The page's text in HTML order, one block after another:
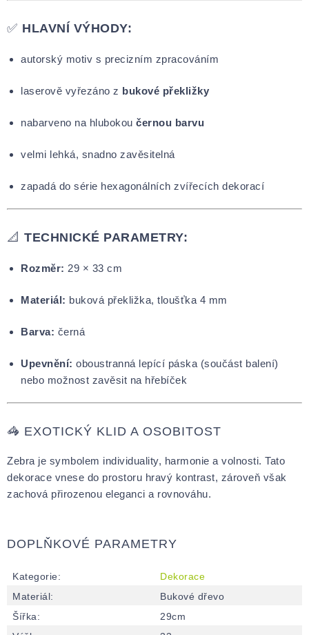
✅ HLAVNÍ VÝHODY:
autorský motiv s precizním zpracováním
laserově vyřezáno z bukové překližky
nabarveno na hlubokou černou barvu
velmi lehká, snadno zavěsitelná
zapadá do série hexagonálních zvířecích dekorací
📐 TECHNICKÉ PARAMETRY:
Rozměr: 29 × 33 cm
Materiál: buková překližka, tloušťka 4 mm
Barva: černá
Upevnění: oboustranná lepící páska (součást balení)
nebo možnost zavěsit na hřebíček
🦓 EXOTICKÝ KLID A OSOBITOST
Zebra je symbolem individuality, harmonie a volnosti. Tato
dekorace vnese do prostoru hravý kontrast, zároveň však
zachová přirozenou eleganci a rovnováhu.
DOPLŇKOVÉ PARAMETRY
Kategorie:
Dekorace
Materiál:
Bukové dřevo
Šířka:
29cm